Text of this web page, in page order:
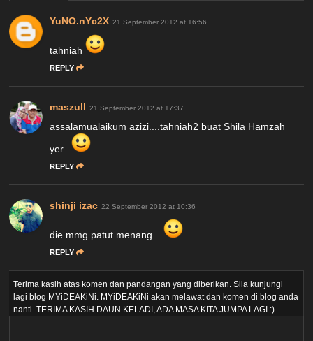
YuNO.nYc2X 21 September 2012 at 16:56
tahniah
REPLY
maszull 21 September 2012 at 17:37
assalamualaikum azizi....tahniah2 buat Shila Hamzah
yer...
REPLY
shinji izac 22 September 2012 at 10:36
die mmg patut menang...
REPLY
Terima kasih atas komen dan pandangan yang diberikan. Sila kunjungi
lagi blog MYiDEAKiNi. MYiDEAKiNi akan melawat dan komen di blog anda
nanti. TERIMA KASIH DAUN KELADI, ADA MASA KITA JUMPA LAGI :)